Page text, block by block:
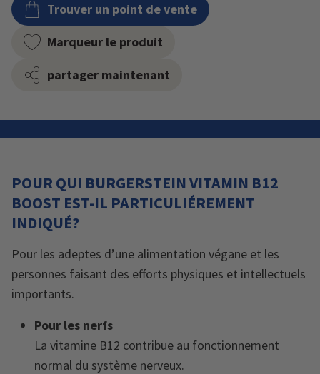
Trouver un point de vente
Marqueur le produit
partager maintenant
POUR QUI BURGERSTEIN VITAMIN B12
BOOST EST-IL PARTICULIÉREMENT
INDIQUÉ?
Pour les adeptes d’une alimentation végane et les
personnes faisant des efforts physiques et intellectuels
importants.
Pour les nerfs
La vitamine B12 contribue au fonctionnement
normal du système nerveux.